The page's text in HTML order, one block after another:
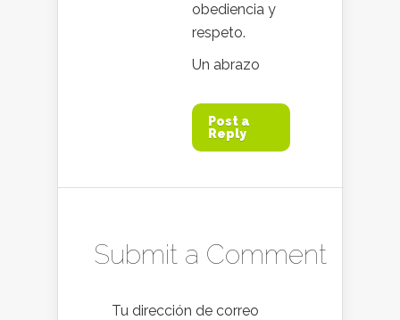
obediencia y
respeto.
Un abrazo
Post a
Reply
Submit a Comment
Tu dirección de correo